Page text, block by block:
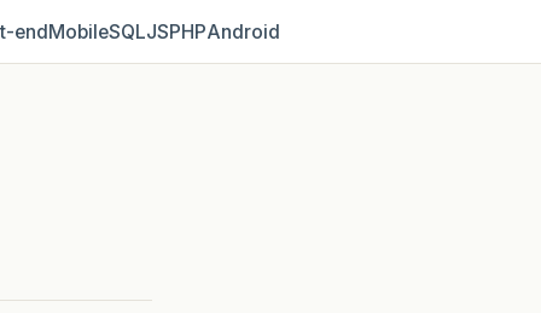
MobileSQLJSPHPAndroid